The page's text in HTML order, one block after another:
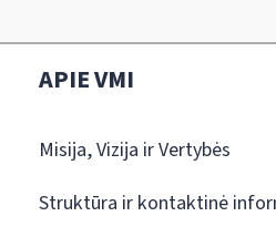
APIE VMI
Misija, Vizija ir Vertybės
Struktūra ir kontaktinė